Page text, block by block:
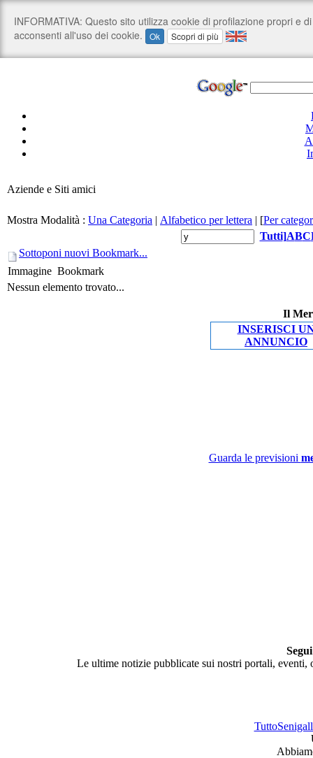
Aziende e Siti amici
Mostra Modalità : Una Categoria | Alfabetico per lettera | [Per
Tutti]ABC
Sottoponi nuovi Bookmark...
Immagine Bookmark
Nessun elemento trovato...
Il
INSERISCI
ANNUNCIO
Guarda le previsioni
Le ultime notizie pubblicate sui nostri portali,